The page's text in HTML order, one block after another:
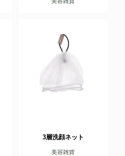
3層洗顔ネット
美容雑貨